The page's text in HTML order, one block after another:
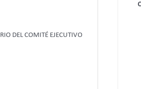
DEL COMITÉ EJECUTIVO